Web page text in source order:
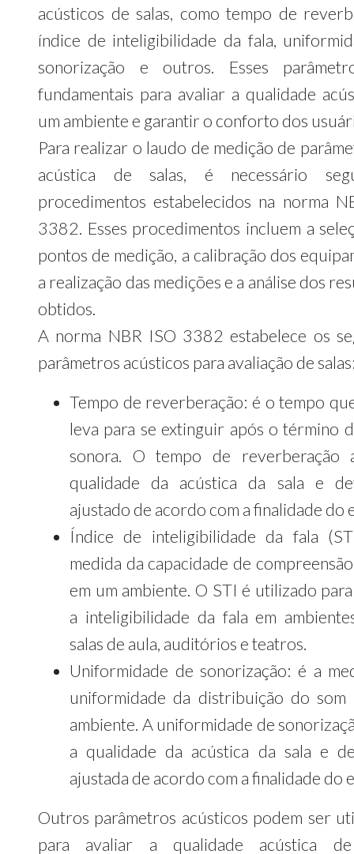
acústicos de salas, como tempo de
índice de inteligibilidade da fala,
sonorização e outros. Esses
fundamentais para avaliar a qualidade
um ambiente e garantir o conforto dos
Para realizar o laudo de medição de
acústica de salas, é necessário
procedimentos estabelecidos na norma
3382. Esses procedimentos incluem a
pontos de medição, a calibração dos
a realização das medições e a análise dos
obtidos.
A norma NBR ISO 3382 estabelece os
parâmetros acústicos para avaliação de
Tempo de reverberação: é o tempo
leva para se extinguir após o término
sonora. O tempo de reverberação
qualidade da acústica da sala e
ajustado de acordo com a finalidade do
Índice de inteligibilidade da fala
medida da capacidade de
em um ambiente. O STI é utilizado
a inteligibilidade da fala em
salas de aula, auditórios e teatros.
Uniformidade de sonorização: é a
uniformidade da distribuição do som
ambiente. A uniformidade de
a qualidade da acústica da sala e
ajustada de acordo com a finalidade do
Outros parâmetros acústicos podem ser
para avaliar a qualidade acústica de